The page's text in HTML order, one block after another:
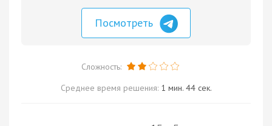
Посмотреть
Сложность:
Среднее время решения: 1 мин. 44 сек.